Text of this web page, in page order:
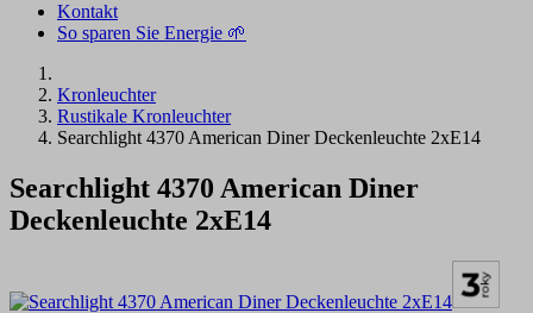
Kontakt
So sparen Sie Energie 🌱
Kronleuchter
Rustikale Kronleuchter
Searchlight 4370 American Diner Deckenleuchte 2xE14
Searchlight 4370 American Diner
Deckenleuchte 2xE14